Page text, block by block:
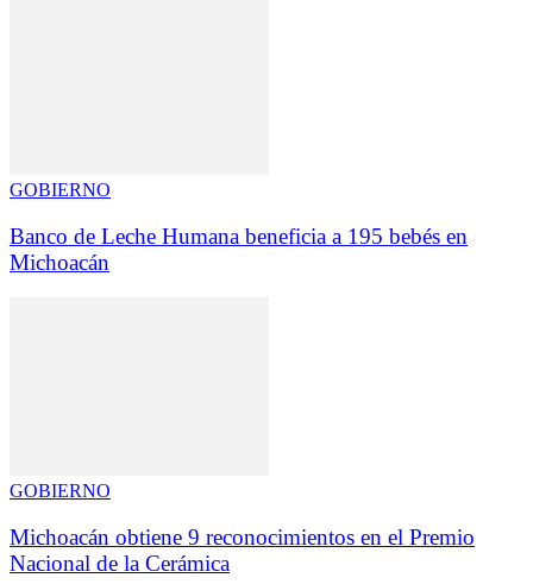
GOBIERNO
Banco de Leche Humana beneficia a 195 bebés en
Michoacán
GOBIERNO
Michoacán obtiene 9 reconocimientos en el Premio
Nacional de la Cerámica